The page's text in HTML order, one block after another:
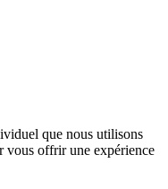
que nous utilisons
vous offrir une expérience